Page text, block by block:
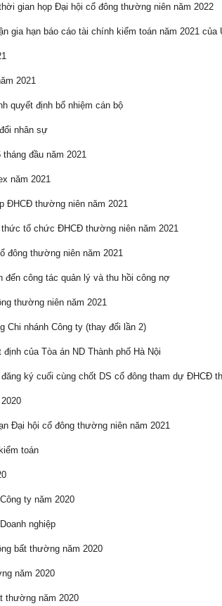
gian họp Đại hội cổ đông thường niên năm 2022
gia hạn báo cáo tài chính kiểm toán năm 2021
2021
quyết định bổ nhiệm cán bộ
nhân sự
đầu năm 2021
năm 2021
ĐHCĐ thường niên năm 2021
tổ chức ĐHCĐ thường niên năm 2021
đông thường niên năm 2021
đến công tác quản lý và thu hồi công nợ
thường niên năm 2021
Chi nhánh Công ty (thay đổi lần 2)
của Tòa án ND Thành phố Hà Nội
ký cuối cùng chốt DS cổ đông tham dự ĐHCĐ
Đại hội cổ đông thường niên năm 2021
toán
ty năm 2020
nghiệp
bất thường năm 2020
năm 2020
thường năm 2020